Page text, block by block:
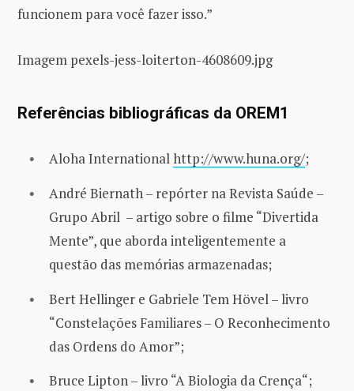
funcionem para você fazer isso.”
Imagem pexels-jess-loiterton-4608609.jpg
Referências bibliográficas da OREM1
Aloha Internationalhttp://www.huna.org/;
André Biernath – repórter na Revista Saúde –
Grupo Abril – artigo sobre o filme “Divertida
Mente”, que aborda inteligentemente a
questão das memórias armazenadas;
Bert Hellinger e Gabriele Tem Hövel – livro
“Constelações Familiares – O Reconhecimento
das Ordens do Amor”;
Bruce Lipton – livro “A Biologia da Crença“;